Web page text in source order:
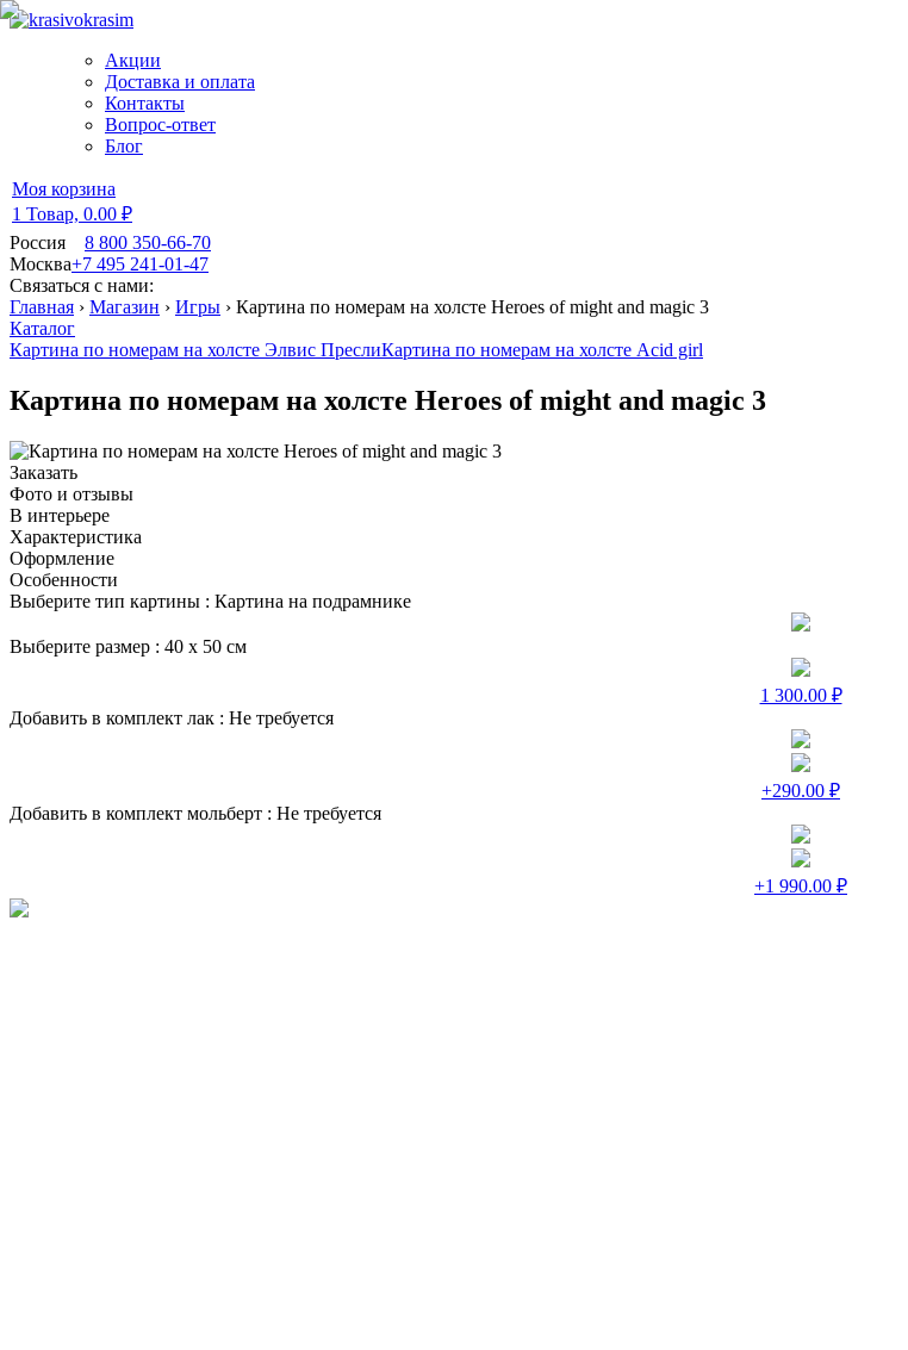
Акции
Доставка и оплата
Контакты
Вопрос-ответ
Блог
Моя корзина
1 Товар, 0.00 ₽
Россия
8 800 350-66-70
Москва+7 495 241-01-47
Связаться с нами:
Главная › Магазин › Игры › Картина по номерам на холсте Heroes of might and magic 3
Каталог
Картина по номерам на холсте Элвис ПреслиКартина по номерам на холсте Acid girl
Картина по номерам на холсте Heroes of might and magic 3
Заказать
Фото и отзывы
В интерьере
Характеристика
Оформление
Особенности
Выберите тип картины : Картина на подрамнике
Выберите размер : 40 х 50 см
1 300.00 ₽
Добавить в комплект лак : Не требуется
+290.00 ₽
Добавить в комплект мольберт : Не требуется
+1 990.00 ₽